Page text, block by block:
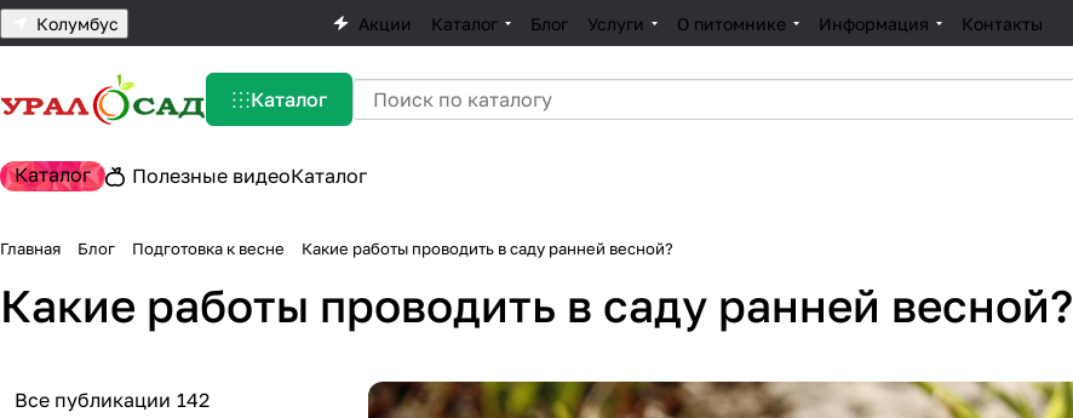
Колумбус Акции Каталог Блог Услуги О питомнике Информация Контакты
Каталог
Каталог Полезные видеоКаталог
Главная Блог Подготовка к весне Какие работы проводить в саду ранней весной?
Какие работы проводить в саду ранней весной?
Все публикации 142